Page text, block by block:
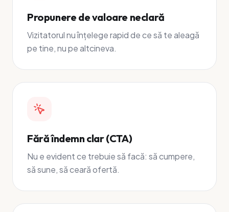
Propunere de valoare neclară
Vizitatorul nu înțelege rapid de ce să te aleagă
pe tine, nu pe altcineva.
Fără îndemn clar (CTA)
Nu e evident ce trebuie să facă: să cumpere,
să sune, să ceară ofertă.